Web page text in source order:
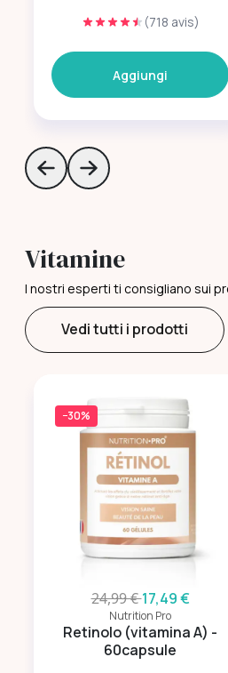
(718 avis)
Aggiungi
Skip to previous slide page
Skip to next slide page
Vitamine
I nostri esperti ti consigliano sui
Vedi tutti i prodotti
−30%
24,99 €17,49 €
Nutrition Pro
Retinolo (vitamina A) -
60capsule